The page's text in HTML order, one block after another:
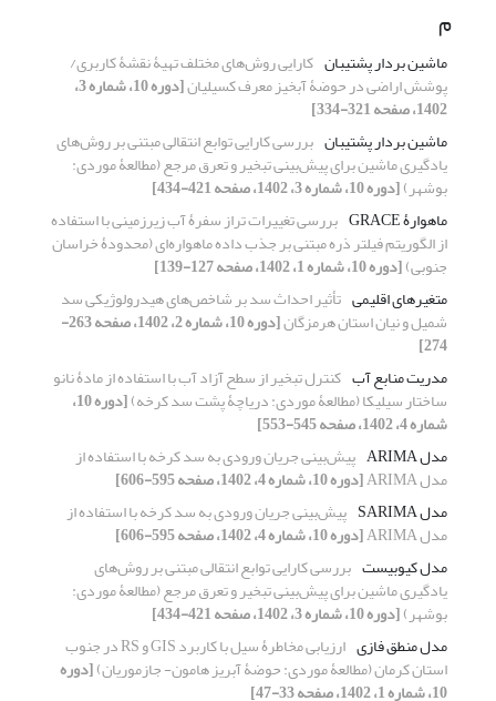
م
ماشین بردار پشتیبان کارایی روش‌های مختلف تهیۀ نقشۀ کاربری/
پوشش اراضی در حوضۀ آبخیز معرف کسیلیان [دوره 10، شماره 3،
1402، صفحه 321-334]
ماشین بردار پشتیبان بررسی کارایی توابع انتقالی مبتنی بر روش‌های
یادگیری ماشین برای پیش‌بینی تبخیر و تعرق مرجع (مطالعۀ موردی:
بوشهر)[دوره 10، شماره 3، 1402، صفحه 421-434]
ماهوارۀ GRACE
بررسی تغییرات تراز سفرۀ آب زیرزمینی با استفاده
از الگوریتم فیلتر ذره مبتنی بر جذب داده ماهواره‌ای (محدودۀ خراسان
جنوبی)[دوره 10، شماره 1، 1402، صفحه 127-139]
متغیرهای اقلیمی تأثیر احداث سد بر شاخص‌های هیدرولوژیکی سد
شمیل و نیان استان هرمزگان [دوره 10، شماره 2، 1402، صفحه 263-
274]
مدریت منابع آب کنترل تبخیر از سطح آزاد آب با استفاده از مادۀ نانو
ساختار سیلیکا (مطالعۀ موردی: دریاچۀ پشت سد کرخه) [دوره 10،
شماره 4، 1402، صفحه 545-553]
مدل ARIMA
پیش‌بینی جریان ورودی به سد کرخه با استفاده از
مدل ARIMA
[دوره 10، شماره 4، 1402، صفحه 595-606]
مدل SARIMA
پیش‌بینی جریان ورودی به سد کرخه با استفاده از
مدل ARIMA
[دوره 10، شماره 4، 1402، صفحه 595-606]
مدل کیوبیست بررسی کارایی توابع انتقالی مبتنی بر روش‌های
یادگیری ماشین برای پیش‌بینی تبخیر و تعرق مرجع (مطالعۀ موردی:
بوشهر)[دوره 10، شماره 3، 1402، صفحه 421-434]
مدل منطق فازی
ارزیابی مخاطرۀ سیل با کاربرد GIS و RS در جنوب
استان کرمان (مطالعۀ موردی: حوضۀ آبریز هامون- جازموریان)[دوره
10، شماره 1، 1402، صفحه 33-47]